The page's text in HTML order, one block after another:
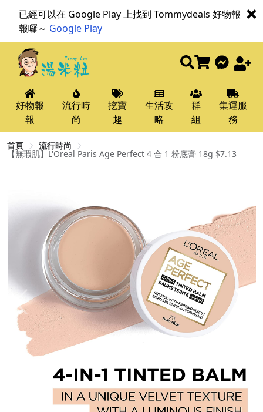
已經可以在 Google Play 上找到 Tommydeals 好物報
報囉～ Google Play
好物報
報
流行時
尚
挖寶
趣
生活攻
略
群
組
集運服
務
首頁 流行時尚
【無瑕肌】L'Oreal Paris Age Perfect 4 合 1 粉底膏 18g $7.13